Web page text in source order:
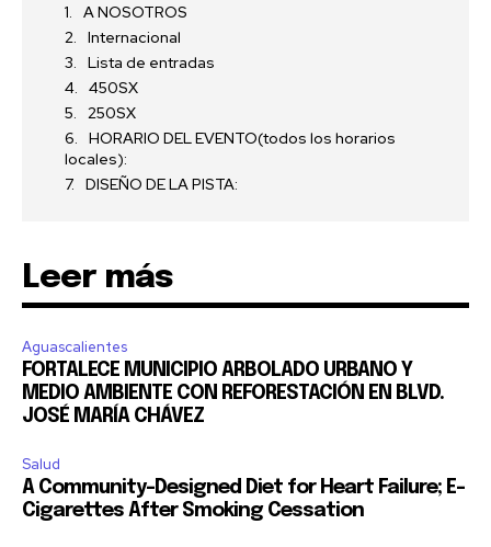
A NOSOTROS
Internacional
Lista de entradas
450SX
250SX
HORARIO DEL EVENTO(todos los horarios
locales):
DISEÑO DE LA PISTA:
Leer más
Aguascalientes
FORTALECE MUNICIPIO ARBOLADO URBANO Y
MEDIO AMBIENTE CON REFORESTACIÓN EN BLVD.
JOSÉ MARÍA CHÁVEZ
Salud
A Community-Designed Diet for Heart Failure; E-
Cigarettes After Smoking Cessation